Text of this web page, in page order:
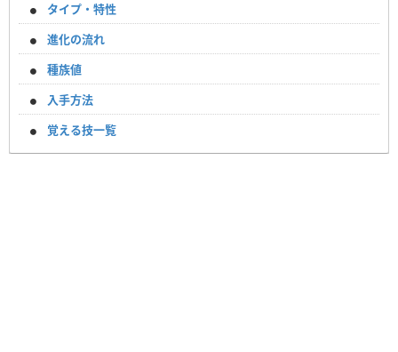
タイプ・特性
進化の流れ
種族値
入手方法
覚える技一覧